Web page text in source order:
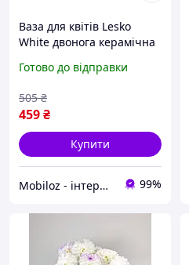
Ваза для квітів Lesko
White двонога керамічна
4 шт.
Готово до відправки
459₴
505 ₴
Купити
Mobiloz - інтернет-магазин Мобілоз 99%